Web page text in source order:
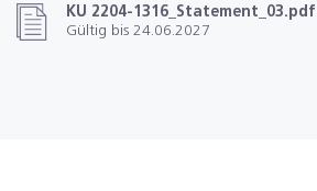
KU 2204-1316_Statement_03.pdf
Gültig bis 24.06.2027